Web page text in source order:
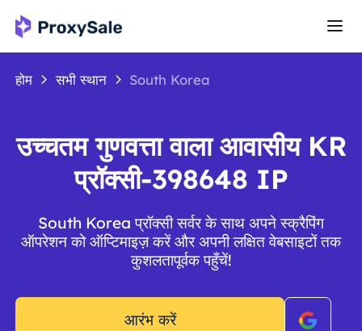
होम सभी स्थान South Korea
उच्चतम गुणवत्ता वाला आवासीय KR
प्रॉक्सी-398648 IP
South Korea प्रॉक्सी सर्वर के साथ अपने स्क्रैपिंग
ऑपरेशन को ऑप्टिमाइज़ करें और अपनी लक्षित वेबसाइटों तक
कुशलतापूर्वक पहुँचें!
आरंभ करें